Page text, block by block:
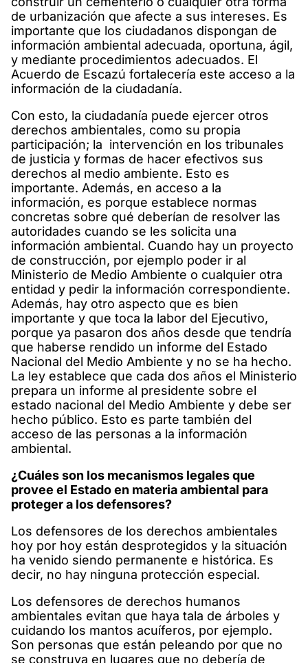
de urbanización que afecte a sus intereses. Es
importante que los ciudadanos dispongan de
información ambiental adecuada, oportuna, ágil,
y mediante procedimientos adecuados. El
Acuerdo de Escazú fortalecería este acceso a la
información de la ciudadanía.
Con esto, la ciudadanía puede ejercer otros
derechos ambientales, como su propia
participación; la intervención en los tribunales
de justicia y formas de hacer efectivos sus
derechos al medio ambiente. Esto es
importante. Además, en acceso a la
información, es porque establece normas
concretas sobre qué deberían de resolver las
autoridades cuando se les solicita una
información ambiental. Cuando hay un proyecto
de construcción, por ejemplo poder ir al
Ministerio de Medio Ambiente o cualquier otra
entidad y pedir la información correspondiente.
Además, hay otro aspecto que es bien
importante y que toca la labor del Ejecutivo,
porque ya pasaron dos años desde que tendría
que haberse rendido un informe del Estado
Nacional del Medio Ambiente y no se ha hecho.
La ley establece que cada dos años el Ministerio
prepara un informe al presidente sobre el
estado nacional del Medio Ambiente y debe ser
hecho público. Esto es parte también del
acceso de las personas a la información
ambiental.
¿Cuáles son los mecanismos legales que
provee el Estado en materia ambiental para
proteger a los defensores?
Los defensores de los derechos ambientales
hoy por hoy están desprotegidos y la situación
ha venido siendo permanente e histórica. Es
decir, no hay ninguna protección especial.
Los defensores de derechos humanos
ambientales evitan que haya tala de árboles y
cuidando los mantos acuíferos, por ejemplo.
Son personas que están peleando por que no
se construya en lugares que no debería de